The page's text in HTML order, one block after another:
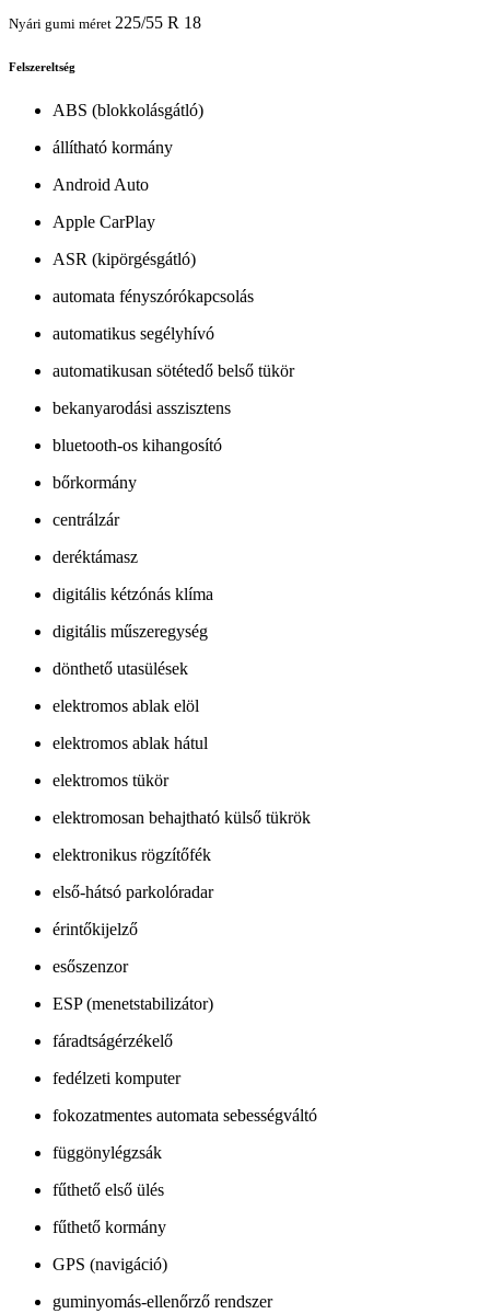
Nyári gumi méret 225/55 R 18
Felszereltség
ABS (blokkolásgátló)
állítható kormány
Android Auto
Apple CarPlay
ASR (kipörgésgátló)
automata fényszórókapcsolás
automatikus segélyhívó
automatikusan sötétedő belső tükör
bekanyarodási asszisztens
bluetooth-os kihangosító
bőrkormány
centrálzár
deréktámasz
digitális kétzónás klíma
digitális műszeregység
dönthető utasülések
elektromos ablak elöl
elektromos ablak hátul
elektromos tükör
elektromosan behajtható külső tükrök
elektronikus rögzítőfék
első-hátsó parkolóradar
érintőkijelző
esőszenzor
ESP (menetstabilizátor)
fáradtságérzékelő
fedélzeti komputer
fokozatmentes automata sebességváltó
függönylégzsák
fűthető első ülés
fűthető kormány
GPS (navigáció)
guminyomás-ellenőrző rendszer